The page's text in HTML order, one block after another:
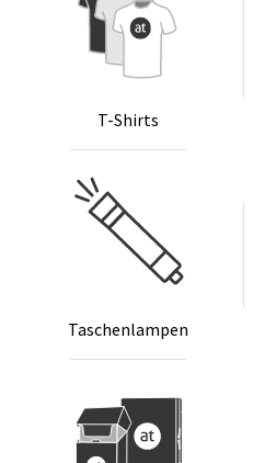
T-Shirts
Ta­schen­lam­pen